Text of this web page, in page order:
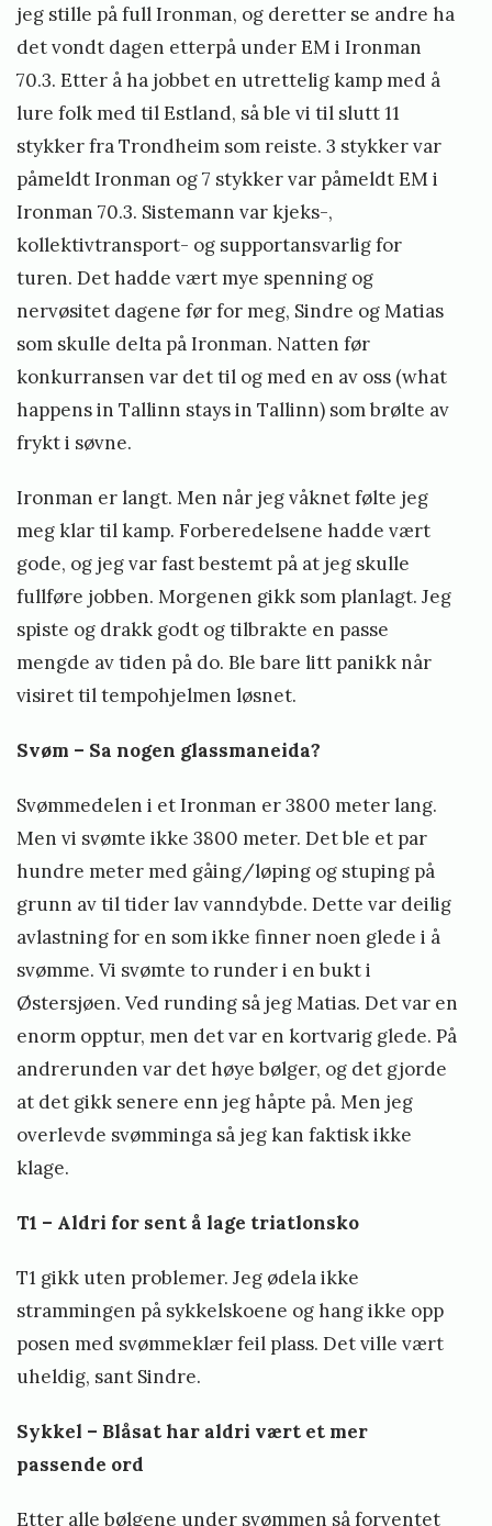
jeg stille på full Ironman, og deretter se andre ha
det vondt dagen etterpå under EM i Ironman
70.3. Etter å ha jobbet en utrettelig kamp med å
lure folk med til Estland, så ble vi til slutt 11
stykker fra Trondheim som reiste. 3 stykker var
påmeldt Ironman og 7 stykker var påmeldt EM i
Ironman 70.3. Sistemann var kjeks-,
kollektivtransport- og supportansvarlig for
turen. Det hadde vært mye spenning og
nervøsitet dagene før for meg, Sindre og Matias
som skulle delta på Ironman. Natten før
konkurransen var det til og med en av oss (what
happens in Tallinn stays in Tallinn) som brølte av
frykt i søvne.
Ironman er langt. Men når jeg våknet følte jeg
meg klar til kamp. Forberedelsene hadde vært
gode, og jeg var fast bestemt på at jeg skulle
fullføre jobben. Morgenen gikk som planlagt. Jeg
spiste og drakk godt og tilbrakte en passe
mengde av tiden på do. Ble bare litt panikk når
visiret til tempohjelmen løsnet.
Svøm – Sa nogen glassmaneida?
Svømmedelen i et Ironman er 3800 meter lang.
Men vi svømte ikke 3800 meter. Det ble et par
hundre meter med gåing/løping og stuping på
grunn av til tider lav vanndybde. Dette var deilig
avlastning for en som ikke finner noen glede i å
svømme. Vi svømte to runder i en bukt i
Østersjøen. Ved runding så jeg Matias. Det var en
enorm opptur, men det var en kortvarig glede. På
andrerunden var det høye bølger, og det gjorde
at det gikk senere enn jeg håpte på. Men jeg
overlevde svømminga så jeg kan faktisk ikke
klage.
T1 – Aldri for sent å lage triatlonsko
T1 gikk uten problemer. Jeg ødela ikke
strammingen på sykkelskoene og hang ikke opp
posen med svømmeklær feil plass. Det ville vært
uheldig, sant Sindre.
Sykkel – Blåsat har aldri vært et mer
passende ord
Etter alle bølgene under svømmen så forventet